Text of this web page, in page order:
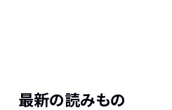
最新の読みもの